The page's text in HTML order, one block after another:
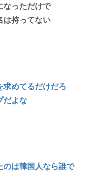
なっただけで
は持ってない
求めてるだけだろ
だよな
のは韓国人なら誰で